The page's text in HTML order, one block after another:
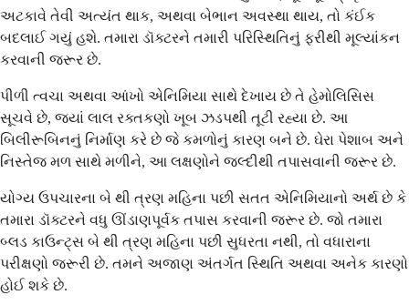
અટકાવે તેવી અત્યંત થાક, અથવા બેભાન અવસ્થા થાય, તો કંઈક
બદલાઈ ગયું હશે. તમારા ડૉક્ટરને તમારી પરિસ્થિતિનું ફરીથી મૂલ્યાંકન
કરવાની જરૂર છે.
પીળી ત્વચા અથવા આંખો એનિમિયા સાથે દેખાય છે તે હેમોલિસિસ
સૂચવે છે, જ્યાં લાલ રક્તકણો ખૂબ ઝડપથી તૂટી રહ્યા છે. આ
બિલીરૂબિનનું નિર્માણ કરે છે જે કમળોનું કારણ બને છે. ઘેરા પેશાબ અને
નિસ્તેજ મળ સાથે મળીને, આ લક્ષણોને જલ્દીથી તપાસવાની જરૂર છે.
યોગ્ય ઉપચારના બે થી ત્રણ મહિના પછી સતત એનિમિયાનો અર્થ છે કે
તમારા ડૉક્ટરને વધુ ઊંડાણપૂર્વક તપાસ કરવાની જરૂર છે. જો તમારા
બ્લડ કાઉન્ટ્સ બે થી ત્રણ મહિના પછી સુધરતા નથી, તો વધારાના
પરીક્ષણો જરૂરી છે. તમને અજાણ અંતર્ગત સ્થિતિ અથવા અનેક કારણો
હોઈ શકે છે.